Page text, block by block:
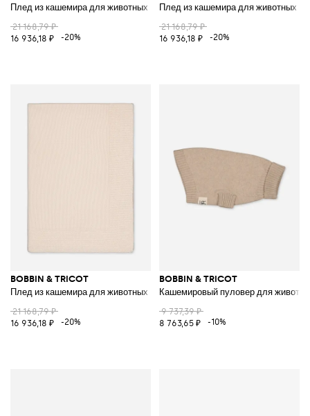
Плед из кашемира для животных
21 168,79 ₽
16 936,18 ₽
-20%
Плед из кашемира для животных
21 168,79 ₽
16 936,18 ₽
-20%
BOBBIN & TRICOT
Плед из кашемира для животных
21 168,79 ₽
16 936,18 ₽
-20%
BOBBIN & TRICOT
Кашемировый пуловер для
9 737,39 ₽
8 763,65 ₽
-10%